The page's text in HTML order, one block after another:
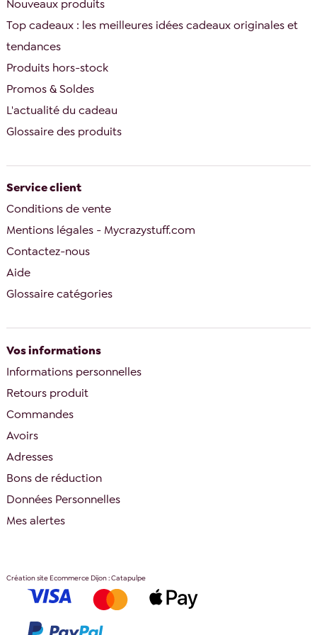
Nouveaux produits
Top cadeaux : les meilleures idées cadeaux originales et
tendances
Produits hors-stock
Promos & Soldes
L'actualité du cadeau
Glossaire des produits
Service client
Conditions de vente
Mentions légales - Mycrazystuff.com
Contactez-nous
Aide
Glossaire catégories
Vos informations
Informations personnelles
Retours produit
Commandes
Avoirs
Adresses
Bons de réduction
Données Personnelles
Mes alertes
Création site Ecommerce Dijon : Catapulpe